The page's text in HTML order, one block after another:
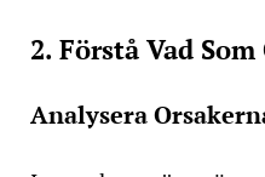
2. Förstå Vad
Analysera